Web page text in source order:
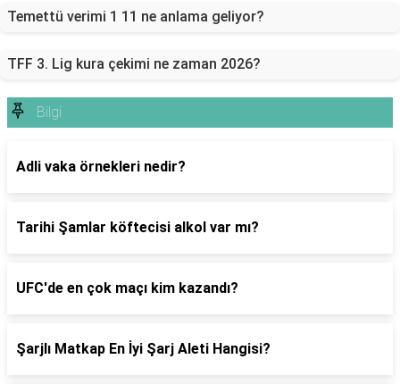
Temettü verimi 1 11 ne anlama geliyor?
TFF 3. Lig kura çekimi ne zaman 2026?
Bilgi
Adli vaka örnekleri nedir?
Tarihi Şamlar köftecisi alkol var mı?
UFC'de en çok maçı kim kazandı?
Şarjlı Matkap En İyi Şarj Aleti Hangisi?